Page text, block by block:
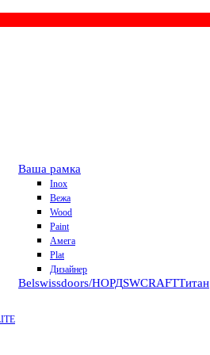
Ваша рамка
Inox
Вежа
Wood
Paint
Амега
Plat
Дизайнер
Belswissdoors/НОРДSWCRAFTТитан